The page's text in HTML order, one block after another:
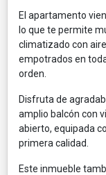
El apartamento
lo que te permite
climatizado con
empotrados en
orden.
Disfruta de
amplio balcón con
abierto, equipada
primera calidad.
Este inmueble